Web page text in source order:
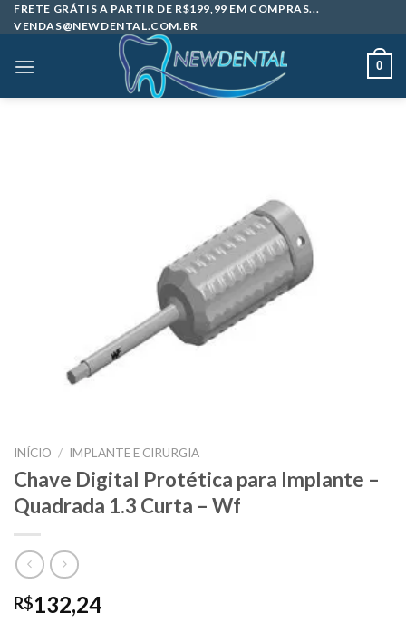
Skip
to
FRETE GRÁTIS A PARTIR DE R$199,99 EM COMPRAS...
VENDAS@NEWDENTAL.COM.BR
0
INÍCIO / IMPLANTE E CIRURGIA
Chave Digital Protética para Implante –
Quadrada 1.3 Curta – Wf
R$132,24